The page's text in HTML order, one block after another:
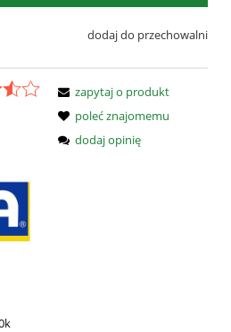
dodaj do przechowalni
zapytaj o produkt
poleć znajomemu
dodaj opinię